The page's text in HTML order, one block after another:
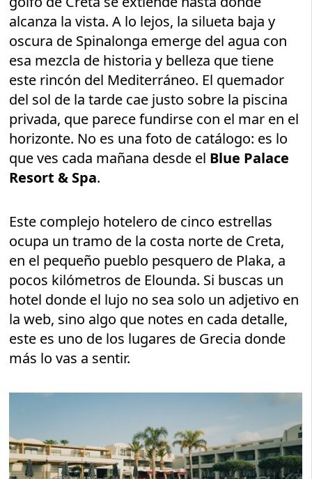
alcanza la vista. A lo lejos, la silueta baja y
oscura de Spinalonga emerge del agua con
esa mezcla de historia y belleza que tiene
este rincón del Mediterráneo. El quemador
del sol de la tarde cae justo sobre la piscina
privada, que parece fundirse con el mar en el
horizonte. No es una foto de catálogo: es lo
que ves cada mañana desde el Blue Palace
Resort & Spa.
Este complejo hotelero de cinco estrellas
ocupa un tramo de la costa norte de Creta,
en el pequeño pueblo pesquero de Plaka, a
pocos kilómetros de Elounda. Si buscas un
hotel donde el lujo no sea solo un adjetivo en
la web, sino algo que notes en cada detalle,
este es uno de los lugares de Grecia donde
más lo vas a sentir.